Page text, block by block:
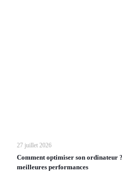
27 juillet 2026
Comment optimiser son ordinateur
meilleures performances